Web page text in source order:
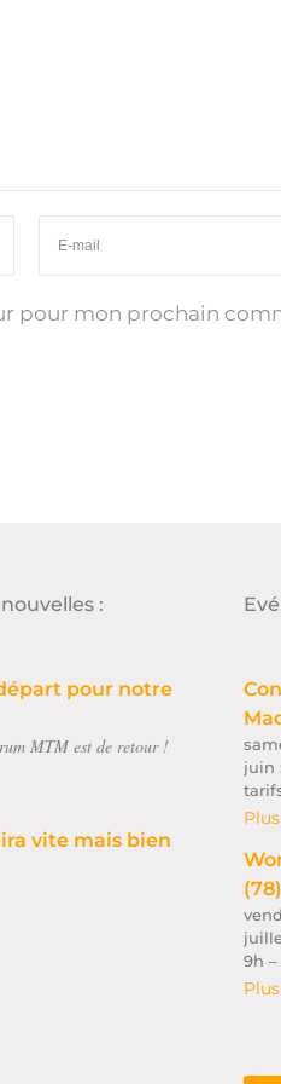
pour mon prochain
:
pour notre
MTM est de retour !
vite mais bien
juin
(78)
9h –